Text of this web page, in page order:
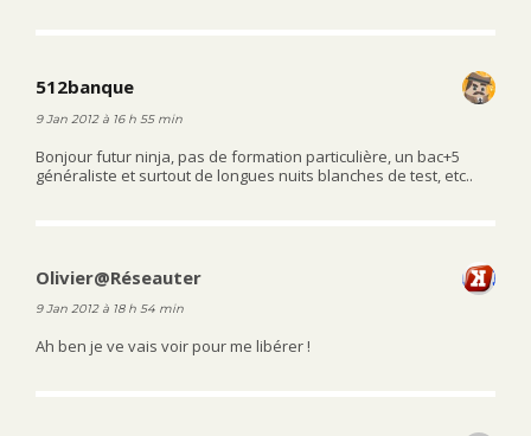
512banque
9 Jan 2012 à 16 h 55 min
Bonjour futur ninja, pas de formation particulière, un bac+5
généraliste et surtout de longues nuits blanches de test, etc..
Olivier@Réseauter
9 Jan 2012 à 18 h 54 min
Ah ben je ve vais voir pour me libérer !